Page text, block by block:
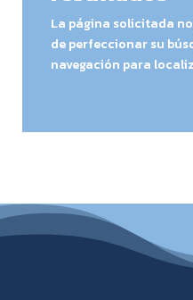
La página solicitada
de perfeccionar su
navegación para